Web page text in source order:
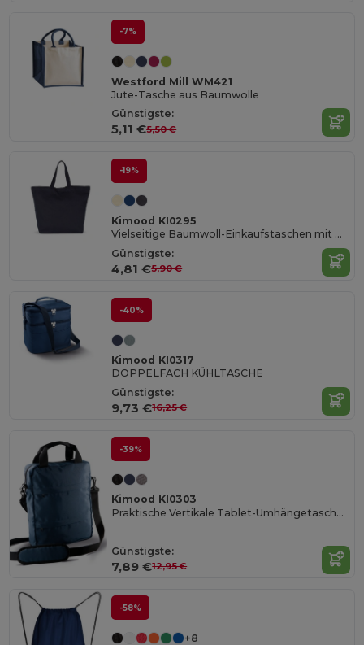
-7%
Westford Mill WM421
Jute-Tasche aus Baumwolle
Günstigste:
5,11 €5,50 €
-19%
Kimood KI0295
Vielseitige Baumwoll-Einkaufstaschen mit Guss
Günstigste:
4,81 €5,90 €
-40%
Kimood KI0317
DOPPELFACH KÜHLTASCHE
Günstigste:
9,73 €16,25 €
-39%
Kimood KI0303
Praktische Vertikale Tablet-Umhängetasche mit Fronttaschen
Günstigste:
7,89 €12,95 €
-58%
+8